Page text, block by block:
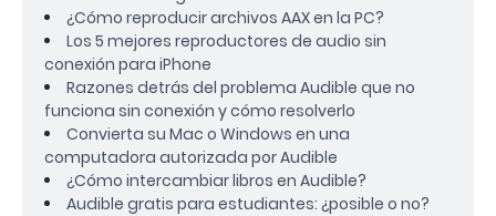
¿Cómo reproducir archivos AAX en la PC?
Los 5 mejores reproductores de audio sin
conexión para iPhone
Razones detrás del problema Audible que no
funciona sin conexión y cómo resolverlo
Convierta su Mac o Windows en una
computadora autorizada por Audible
¿Cómo intercambiar libros en Audible?
Audible gratis para estudiantes: ¿posible o no?